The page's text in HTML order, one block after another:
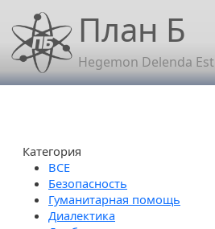
Перейти к основному содержанию
План Б
Hegemon Delenda Est
Категория
Безопасность
Гуманитарная помощь
Диалектика